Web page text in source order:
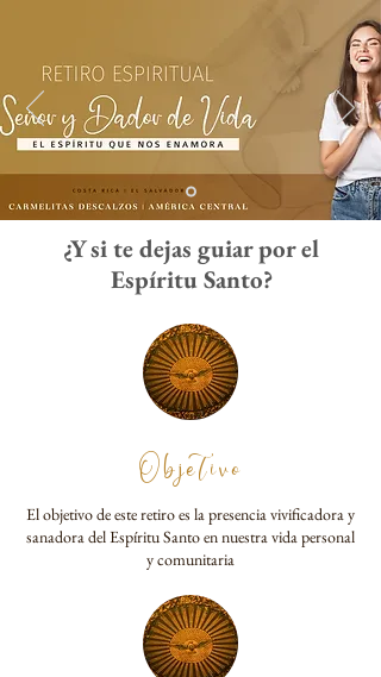
¿Y si te dejas guiar por el
Espíritu Santo?
Objetivo
El objetivo de este retiro es la presencia vivificadora y
sanadora del Espíritu Santo en nuestra vida personal
y comunitaria